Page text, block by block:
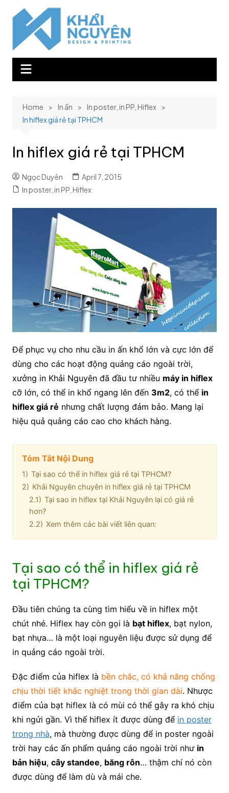
Home In ấn
In poster, in PP, Hiflex
In hiflex giá rẻ tại TPHCM
In hiflex giá rẻ tại TPHCM
Ngọc Duyên
April 7, 2015
In poster, in PP, Hiflex
Để phục vụ cho nhu cầu in ấn khổ lớn và cực lớn để
dùng cho các hoạt động quảng cáo ngoài trời,
xưởng in Khải Nguyên đã đầu tư nhiều máy in hiflex
cỡ lớn, có thể in khổ ngang lên đến 3m2, có thể in
hiflex giá rẻ nhưng chất lượng đảm bảo. Mang lại
hiệu quả quảng cáo cao cho khách hàng.
Tóm Tắt Nội Dung
1) Tại sao có thể in hiflex giá rẻ tại TPHCM?
2) Khải Nguyên chuyên in hiflex giá rẻ tại TPHCM
2.1) Tại sao in hiflex tại Khải Nguyên lại có giá rẻ
hơn?
2.2) Xem thêm các bài viết liên quan:
Tại sao có thể in hiflex giá rẻ
tại TPHCM?
Đầu tiên chúng ta cùng tìm hiểu về in hiflex một
chút nhé. Hiflex hay còn gọi là bạt hiflex, bạt nylon,
bạt nhựa… là một loại nguyên liệu được sử dụng để
in quảng cáo ngoài trời.
Đặc điểm của hiflex là bền chắc, có khả năng chống
chịu thời tiết khắc nghiệt trong thời gian dài. Nhược
điểm của bạt hiflex là có mùi có thể gây ra khó chịu
khi ngửi gần. Vì thế hiflex ít được dùng để in poster
trong nhà, mà thường được dùng để in poster ngoài
trời hay các ấn phẩm quảng cáo ngoài trời như in
bản hiệu, cây standee, băng rôn… thậm chí nó còn
được dùng để làm dù và mái che.